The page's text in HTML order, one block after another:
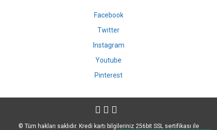
Facebook
Twitter
Instagram
Youtube
Pinterest
© Tüm hakları saklıdır. Kredi kartı bilgileriniz 256bit SSL sertifikası ile